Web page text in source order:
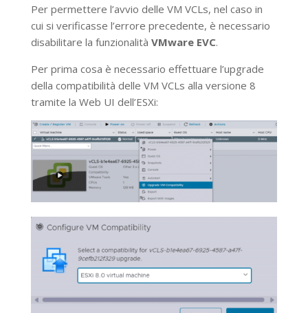
Per permettere l’avvio delle VM VCLs, nel caso in
cui si verificasse l’errore precedente, è necessario
disabilitare la funzionalità VMware EVC.
Per prima cosa è necessario effettuare l’upgrade
della compatibilità delle VM VCLs alla versione 8
tramite la Web UI dell’ESXi: